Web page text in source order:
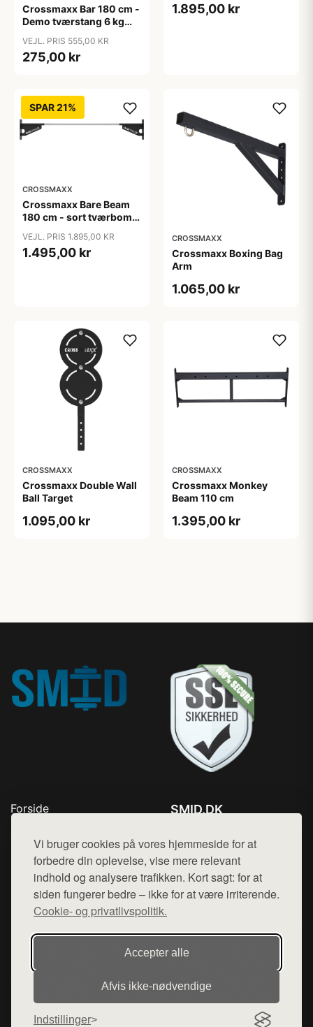
Vi bruger cookies på vores hjemmeside for at
forbedre din oplevelse, vise mere relevant
indhold og analysere trafikken. Kort sagt: for at
siden fungerer bedre – ikke for at være irriterende.
Cookie- og privatlivspolitik.
Accepter alle
Afvis ikke‑nødvendige
Indstillinger
Crossmaxx Bar 180 cm -
Demo tværstang 6 kg
VEJL. PRIS 555,00 KR
275,00 kr
1.895,00 kr
SPAR 21%
CROSSMAXX
Crossmaxx Bare Beam
180 cm - sort tværbom
VEJL. PRIS 1.895,00 KR
1.495,00 kr
CROSSMAXX
Crossmaxx Boxing Bag
Arm
1.065,00 kr
CROSSMAXX
Crossmaxx Double Wall
Ball Target
1.095,00 kr
CROSSMAXX
Crossmaxx Monkey
Beam 110 cm
1.395,00 kr
Forside
Top Rabatter
Kontakt
SMID.DK
Mail: hej@want.dk
Cookie- og privatlivspolitik
Denne side er en del af want.dk, der udgiver en række
hjemmesider med præsentation af forskellige produkter fra
diverse webshops. Der sælges ikke varer fra denne side - vi
varerne på lager.